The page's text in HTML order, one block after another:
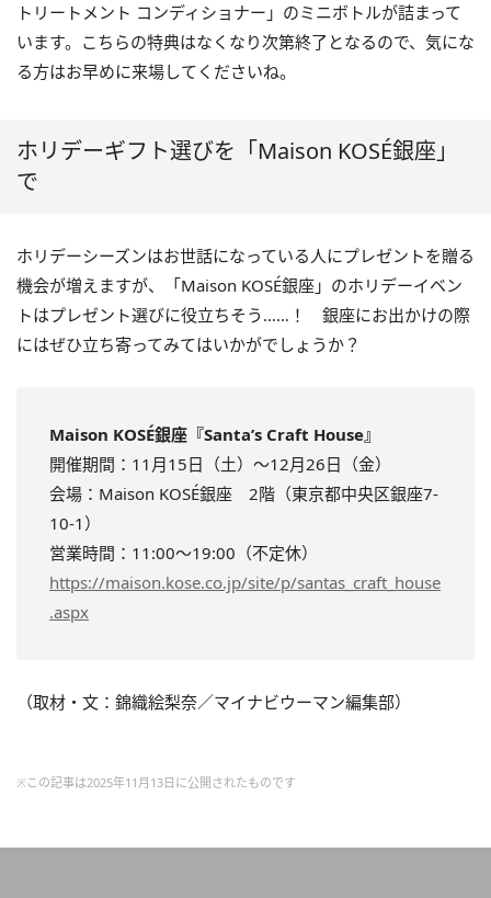
トリートメント コンディショナー」のミニボトルが詰まって
います。こちらの特典はなくなり次第終了となるので、気にな
る方はお早めに来場してくださいね。
ホリデーギフト選びを「Maison KOSÉ銀座」
で
ホリデーシーズンはお世話になっている人にプレゼントを贈る
機会が増えますが、「Maison KOSÉ銀座」のホリデーイベン
トはプレゼント選びに役立ちそう……！ 銀座にお出かけの際
にはぜひ立ち寄ってみてはいかがでしょうか？
Maison KOSÉ銀座『Santa’s Craft House』
開催期間：11月15日（土）～12月26日（金）
会場：Maison KOSÉ銀座 2階（東京都中央区銀座7-
10-1）
営業時間：11:00～19:00（不定休）
https://maison.kose.co.jp/site/p/santas_craft_house
.aspx
（取材・文：錦織絵梨奈／マイナビウーマン編集部）
※この記事は2025年11月13日に公開されたものです